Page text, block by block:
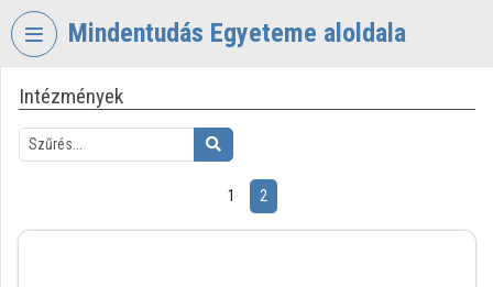
Fejléc kihagyása
Mindentudás Egyeteme aloldala
VIDEOTORIUM
MINDENTUDÁS
Intézményi kezdőlap
Intézmények
1 2